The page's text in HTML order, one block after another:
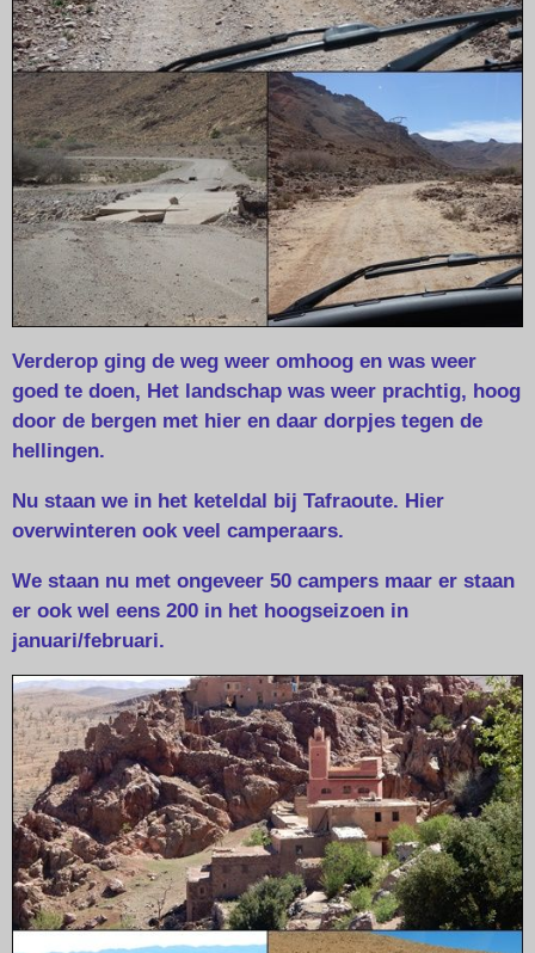
Verderop ging de weg weer omhoog en was weer
goed te doen, Het landschap was weer prachtig, hoog
door de bergen met hier en daar dorpjes tegen de
hellingen.
Nu staan we in het keteldal bij Tafraoute. Hier
overwinteren ook veel camperaars.
We staan nu met ongeveer 50 campers maar er staan
er ook wel eens 200 in het hoogseizoen in
januari/februari.